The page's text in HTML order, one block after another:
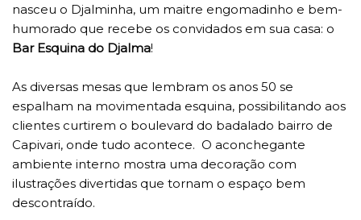
nasceu o Djalminha, um maitre engomadinho e bem-
humorado que recebe os convidados em sua casa: o
Bar Esquina do Djalma!
As diversas mesas que lembram os anos 50 se
espalham na movimentada esquina, possibilitando aos
clientes curtirem o boulevard do badalado bairro de
Capivari, onde tudo acontece. O aconchegante
ambiente interno mostra uma decoração com
ilustrações divertidas que tornam o espaço bem
descontraído.